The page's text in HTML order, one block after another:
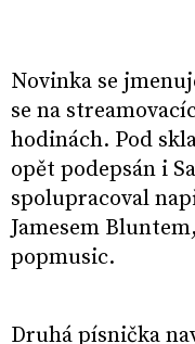
Novinka se
se na
hodinách. Pod
opět podepsán i
spolupracoval
Jamesem
popmusic.
Druhá písnička